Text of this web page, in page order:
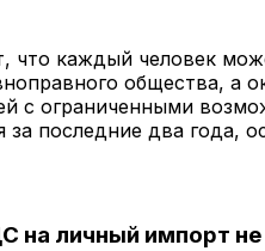
каждый человек
общества, а
с ограниченными
последние два года,
на личный импорт